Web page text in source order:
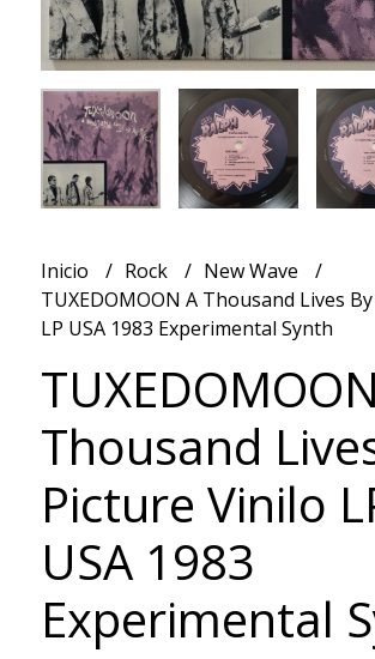
Inicio Rock
New Wave
TUXEDOMOON A Thousand Lives
LP USA 1983 Experimental Synth
Thousand
Picture Vinilo
USA 1983
Experimental